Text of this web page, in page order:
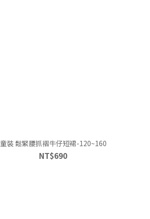
童裝 鬆緊腰抓褶牛仔短裙-120~160
NT$690